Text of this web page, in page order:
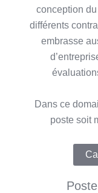
conception
différents
embrasse
Dans ce
poste soit